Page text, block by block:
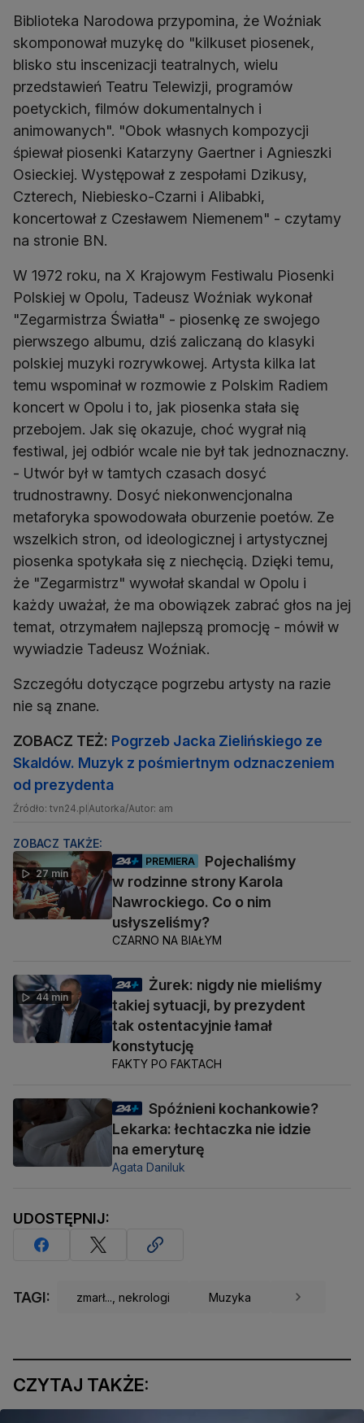
Biblioteka Narodowa przypomina, że Woźniak
skomponował muzykę do "kilkuset piosenek,
blisko stu inscenizacji teatralnych, wielu
przedstawień Teatru Telewizji, programów
poetyckich, filmów dokumentalnych i
animowanych". "Obok własnych kompozycji
śpiewał piosenki Katarzyny Gaertner i Agnieszki
Osieckiej. Występował z zespołami Dzikusy,
Czterech, Niebiesko-Czarni i Alibabki,
koncertował z Czesławem Niemenem" - czytamy
na stronie BN.
W 1972 roku, na X Krajowym Festiwalu Piosenki
Polskiej w Opolu, Tadeusz Woźniak wykonał
"Zegarmistrza Światła" - piosenkę ze swojego
pierwszego albumu, dziś zaliczaną do klasyki
polskiej muzyki rozrywkowej. Artysta kilka lat
temu wspominał w rozmowie z Polskim Radiem
koncert w Opolu i to, jak piosenka stała się
przebojem. Jak się okazuje, choć wygrał nią
festiwal, jej odbiór wcale nie był tak jednoznaczny.
- Utwór był w tamtych czasach dosyć
trudnostrawny. Dosyć niekonwencjonalna
metaforyka spowodowała oburzenie poetów. Ze
wszelkich stron, od ideologicznej i artystycznej
piosenka spotykała się z niechęcią. Dzięki temu,
że "Zegarmistrz" wywołał skandal w Opolu i
każdy uważał, że ma obowiązek zabrać głos na jej
temat, otrzymałem najlepszą promocję - mówił w
wywiadzie Tadeusz Woźniak.
Szczegółu dotyczące pogrzebu artysty na razie
nie są znane.
ZOBACZ TEŻ: Pogrzeb Jacka Zielińskiego ze
Skaldów. Muzyk z pośmiertnym odznaczeniem
od prezydenta
Źródło: tvn24.plAutorka/Autor: am
ZOBACZ TAKŻE:
27 min
PREMIERA
Pojechaliśmy
w rodzinne strony Karola
Nawrockiego. Co o nim
usłyszeliśmy?
CZARNO NA BIAŁYM
44 min
Żurek: nigdy nie mieliśmy
takiej sytuacji, by prezydent
tak ostentacyjnie łamał
konstytucję
FAKTY PO FAKTACH
Spóźnieni kochankowie?
Lekarka: łechtaczka nie idzie
na emeryturę
Agata Daniluk
UDOSTĘPNIJ:
TAGI: zmarł..., nekrologi Muzyka
CZYTAJ TAKŻE: